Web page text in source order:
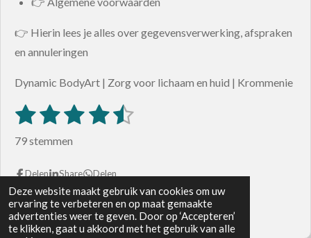
Deze website maakt gebruik van cookies om uw
ervaring te verbeteren en op maat gemaakte
advertenties weer te geven. Door op ‘Accepteren’
te klikken, gaat u akkoord met het gebruik van alle
👉 Hierin lees je alles over gegevensverwerking, afspraken
en annuleringen
Dynamic BodyArt | Zorg voor lichaam en huid | Krommenie
R
n
g
:
1
s
e
r
2
s
e
r
r
3
s
e
r
r
4
e
r
r
5
e
r
r
S
e
n
79 stemmen
Delen Share Delen
© 2024 - 2026 Dynamic Bodyart
Powered byJouwWeb